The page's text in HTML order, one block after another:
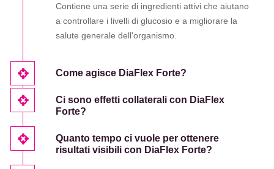
Contiene una serie di ingredienti attivi che aiutano
a controllare i livelli di glucosio e a migliorare la
salute generale dell'organismo.
Come agisce DiaFlex Forte?
Ci sono effetti collaterali con DiaFlex
Forte?
Quanto tempo ci vuole per ottenere
risultati visibili con DiaFlex Forte?